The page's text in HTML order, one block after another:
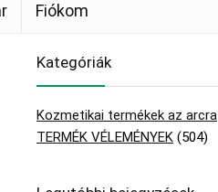
Fiókom
Kategóriák
Kozmetikai termékek az arcra
TERMÉK VÉLEMÉNYEK (504)